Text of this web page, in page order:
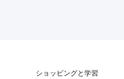
ショッピングと学習